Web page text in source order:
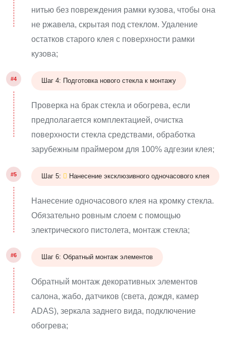
нитью без повреждения рамки кузова, чтобы она
не ржавела, скрытая под стеклом. Удаление
остатков старого клея с поверхности рамки
кузова;
#4 Шаг 4: Подготовка нового стекла к монтажу
Проверка на брак стекла и обогрева, если
предполагается комплектацией, очистка
поверхности стекла средствами, обработка
зарубежным праймером для 100% адгезии клея;
#5 Шаг 5: Нанесение эксклюзивного одночасового клея
Нанесение одночасового клея на кромку стекла.
Обязательно ровным слоем с помощью
электрического пистолета, монтаж стекла;
#6 Шаг 6: Обратный монтаж элементов
Обратный монтаж декоративных элементов
салона, жабо, датчиков (света, дождя, камер
ADAS), зеркала заднего вида, подключение
обогрева;